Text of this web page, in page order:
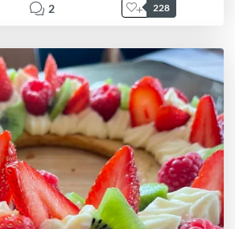
2 228